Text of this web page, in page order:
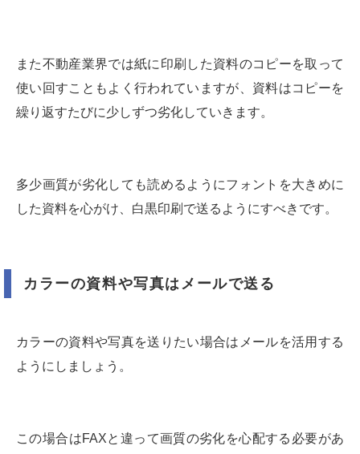
また不動産業界では紙に印刷した資料のコピーを取って
使い回すこともよく行われていますが、資料はコピーを
繰り返すたびに少しずつ劣化していきます。
多少画質が劣化しても読めるようにフォントを大きめに
した資料を心がけ、白黒印刷で送るようにすべきです。
カラーの資料や写真はメールで送る
カラーの資料や写真を送りたい場合はメールを活用する
ようにしましょう。
この場合はFAXと違って画質の劣化を心配する必要があ